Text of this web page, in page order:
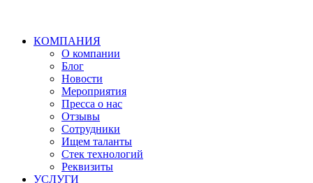
КОМПАНИЯ
О компании
Блог
Новости
Мероприятия
Пресса о нас
Отзывы
Сотрудники
Ищем таланты
Стек технологий
Реквизиты
УСЛУГИ